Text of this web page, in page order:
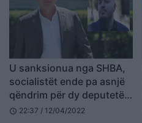
U sanksionua nga SHBA,
socialistët ende pa asnjë
qëndrim për dy deputetët
familjarë të mbështetur
schedule 22:37 / 12/04/2022